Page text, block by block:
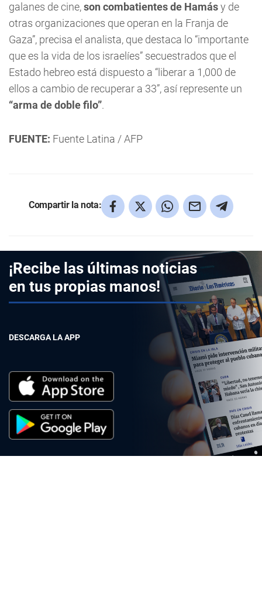
galanes de cine,son combatientes de Hamásy de
otras organizaciones que operan en la Franja de
Gaza”, precisa el analista, que destaca lo “importante
que es la vida de los israelíes” secuestrados que el
Estado hebreo está dispuesto a “liberar a 1,000 de
ellos a cambio de recuperar a 33”, así represente un
“arma de doble filo”.
FUENTE: Fuente Latina / AFP
Compartir la nota:
¡Recibe las últimas noticias
en tus propias manos!
DESCARGA LA APP